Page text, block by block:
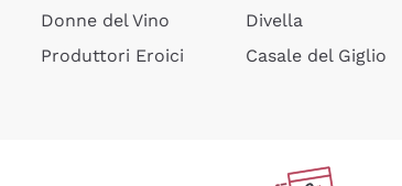
Donne del Vino
Produttori Eroici
Divella
Casale del Giglio